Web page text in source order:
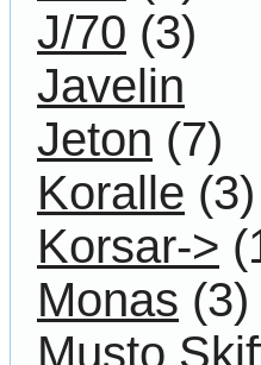
J/70 (3)
Javelin
Jeton (7)
Koralle (3)
Korsar->
Monas (3)
Musto